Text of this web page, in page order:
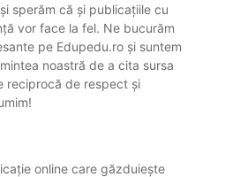
sperăm că și publicațiile cu
vor face la fel. Ne bucurăm
pe Edupedu.ro și suntem
noastră de a cita sursa
reciprocă de respect și
online care găzduiește